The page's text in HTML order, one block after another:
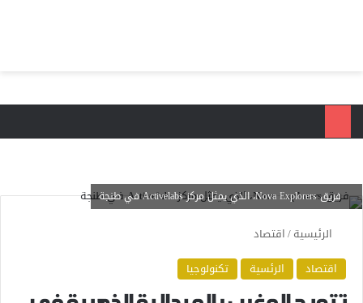
فريق Nova Explorers، الذي يمثل مركز Activelabs في طنجة
الرئيسية/اقتصاد
اقتصاد
الرئسية تكنولوجيا